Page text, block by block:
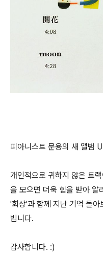
피아니스트 문용의 새 앨범
개인적으로 귀하지 않은 트
을 모으면 더욱 힘을 받아 알
'회상'과 함께 지난 기억 돌아
빕니다.
감사합니다. :)